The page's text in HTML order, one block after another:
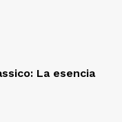
La esencia